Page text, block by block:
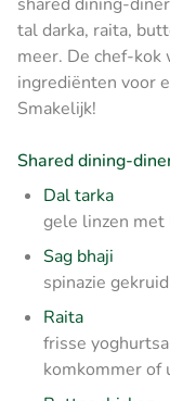
tal darka, raita,
meer. De chef-
ingrediënten voor
Smakelijk!
Shared dining-
Dal tarka
gele linzen met
Sag bhaji
spinazie
Raita
frisse
komkommer of